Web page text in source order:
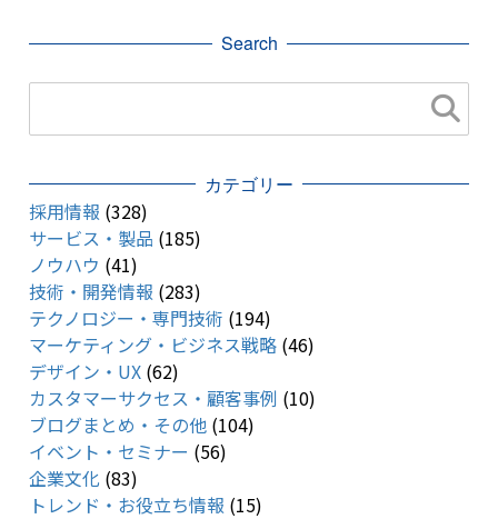
Search
カテゴリー
採用情報 (328)
サービス・製品 (185)
ノウハウ (41)
技術・開発情報 (283)
テクノロジー・専門技術 (194)
マーケティング・ビジネス戦略(46)
デザイン・UX(62)
カスタマーサクセス・顧客事例 (10)
ブログまとめ・その他(104)
イベント・セミナー (56)
企業文化 (83)
トレンド・お役立ち情報 (15)